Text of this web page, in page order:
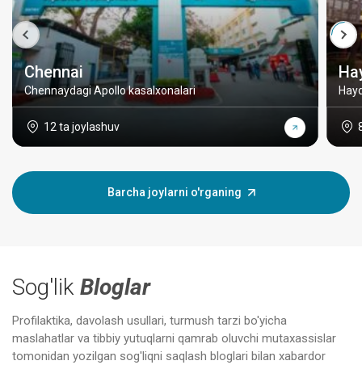
Chennai
Chennaydagi Apollo kasalxonalari
12 ta joylashuv
Barcha joylarni o'rganing
Sog'lik Bloglar
Profilaktika, davolash usullari, turmush tarzi bo'yicha
maslahatlar va tibbiy yutuqlarni qamrab oluvchi mutaxassislar
tomonidan yozilgan sog'liqni saqlash bloglari bilan xabardor